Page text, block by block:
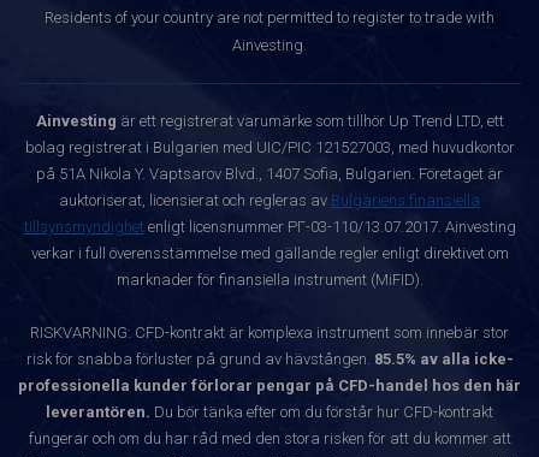
Residents of your country are not permitted to register to trade with
Ainvesting.
Ainvesting är ett registrerat varumärke som tillhör Up Trend LTD, ett
bolag registrerat i Bulgarien med UIC/PIC 121527003, med huvudkontor
på 51A Nikola Y. Vaptsarov Blvd., 1407 Sofia, Bulgarien. Företaget är
auktoriserat, licensierat och regleras av Bulgariens finansiella
tillsynsmyndighetenligt licensnummer РГ-03-110/13.07.2017. Ainvesting
verkar i full överensstämmelse med gällande regler enligt direktivet om
marknader för finansiella instrument (MiFID).
RISKVARNING: CFD-kontrakt är komplexa instrument som innebär stor
risk för snabba förluster på grund av hävstången. 85.5% av alla icke-
professionella kunder förlorar pengar på CFD-handel hos den här
leverantören. Du bör tänka efter om du förstår hur CFD-kontrakt
fungerar och om du har råd med den stora risken för att du kommer att